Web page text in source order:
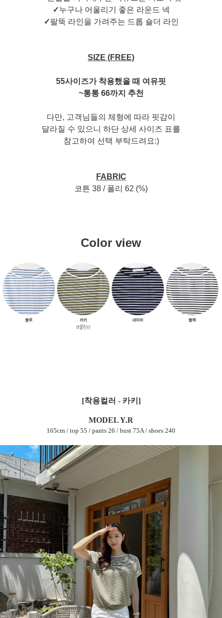
✓누구나 어울리기 좋은 라운드 넥
✓팔뚝 라인을 가려주는 드롭 숄더 라인
SIZE (FREE)
55사이즈가 착용했을 때 여유핏
~통통 66까지 추천
다만, 고객님들의 체형에 따라 핏감이
달라질 수 있으니 하단 상세 사이즈 표를
참고하여 선택 부탁드려요:)
FABRIC
코튼 38 / 폴리 62 (%)
Color view
[착용컬러 - 카키]
MODEL Y.R
165cm / top 55 / pants 26 / bust 75A / shoes 240